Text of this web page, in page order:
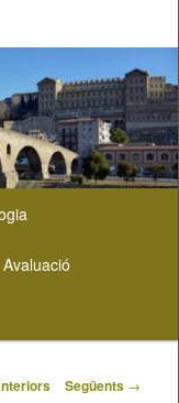
Avaluació
Següents →